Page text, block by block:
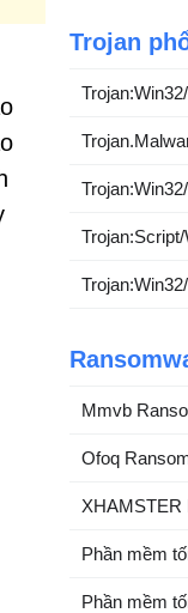
Trojan
Mmvb
Ofoq
XHAMSTER
Phần mềm
Phần mềm